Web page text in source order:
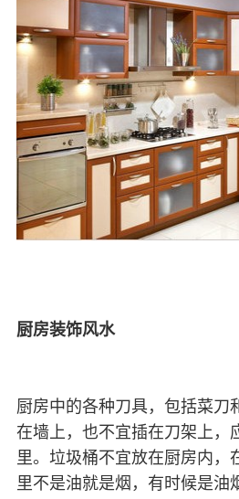
厨房装饰风水
厨房中的各种刀具，包括菜刀
在墙上，也不宜插在刀架上，
里。垃圾桶不宜放在厨房内，
里不是油就是烟，有时候是油